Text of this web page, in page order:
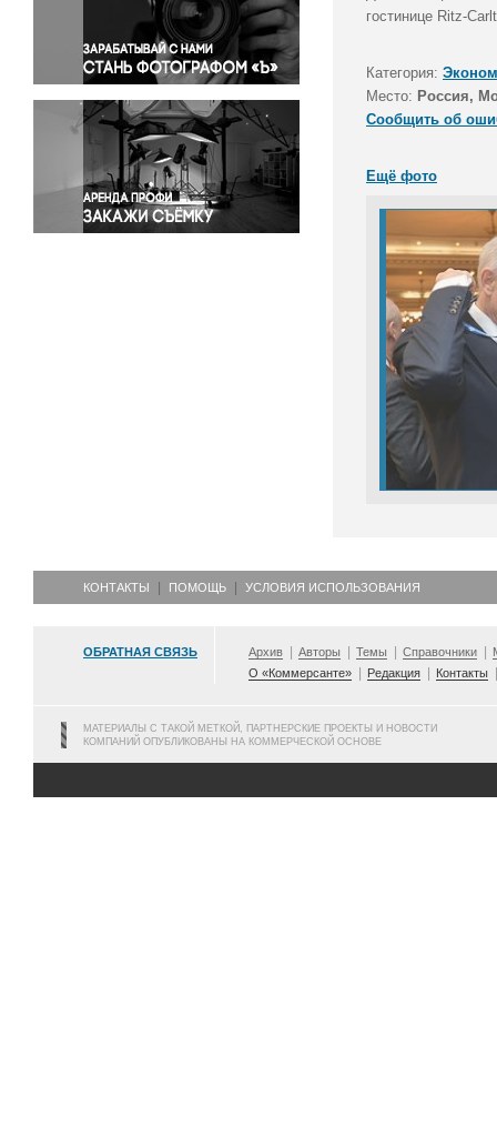
Правосудие
Происшествия и конфликты
Религия
Светская жизнь
Спорт
Экология
Экономика и бизнес
гостинице Ritz-
Категория:
Место: Россия,
Сообщить об
Ещё фото
КОНТАКТЫ ПОМОЩЬ УСЛОВИЯ ИСПОЛЬЗОВАНИЯ
ОБРАТНАЯ СВЯЗЬ Архив Авторы Темы Справочники
О «Коммерсанте»
Редакция Контакты
МАТЕРИАЛЫ С ТАКОЙ МЕТКОЙ, ПАРТНЕРСКИЕ ПРОЕКТЫ И НОВОСТИ
КОМПАНИЙ ОПУБЛИКОВАНЫ НА КОММЕРЧЕСКОЙ ОСНОВЕ